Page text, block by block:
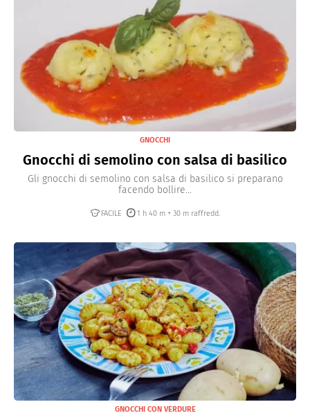
GNOCCHI
Gnocchi di semolino con salsa di basilico
Gli gnocchi di semolino con salsa di basilico si preparano
facendo bollire...
FACILE 1 h 40 m + 30 m raffredd.
GNOCCHI CON VERDURE